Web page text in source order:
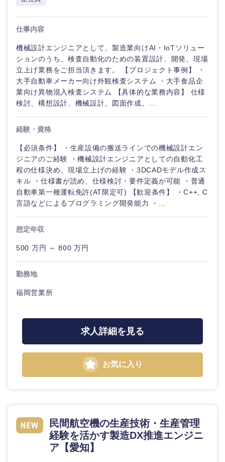
三重県
仕事内容
機械設計エンジニアとして、製造業向けAI・IoTソリュー
ションのうち、検査自動化のための装置設計、開発、現場
立上げ業務をご担当頂きます。 【プロジェクト事例】 ・
大手自動車メーカー向け外観検査システム ・大手食品企
業向け異物混入検査システム 【具体的な業務内容】 仕様
検討、構想設計、機械設計、図面作成、...
経験・資格
【必須条件】 ・生産設備の搬送ラインでの機械設計エン
ジニアのご経験 ・機械設計エンジニアとしての自動化工
程の仕様決め、現場立上げの経験 ・3DCADモデル作成ス
キル ・仕様書が読め、仕様検討・要件定義が可能 ・普通
自動車第一種運転免許(AT限定可) 【歓迎条件】 ・C++, C
言語などによるプログラミング開発能力 ・...
想定年収
500 万円 ～ 800 万円
勤務地
福岡営業所
求人詳細を見る
お気に入り
民間航空機の生産技術・生産管理
経験を活かす製造DX推進エンジニ
ア【愛知】